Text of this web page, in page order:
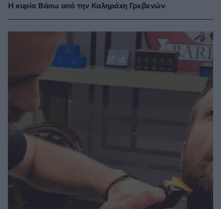
Η κυρία Βάσω από την Καληράχη Γρεβενών